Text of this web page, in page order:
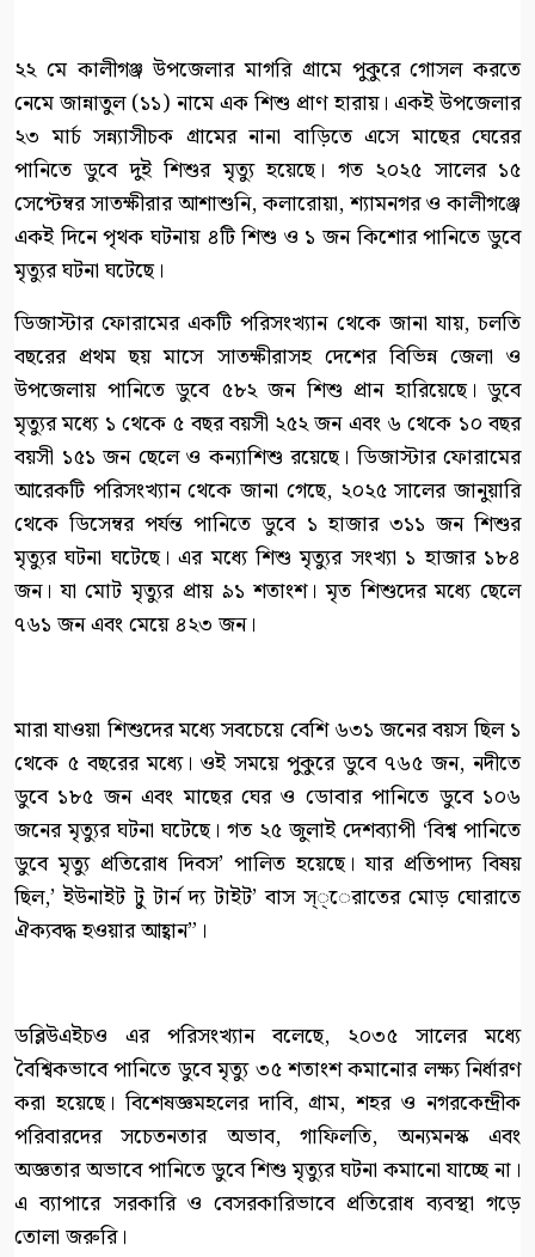
২২ মে কালীগঞ্জ উপজেলার মাগরি গ্রামে পুকুরে গোসল করতে
নেমে জান্নাতুল (১১) নামে এক শিশু প্রাণ হারায়। একই উপজেলার
২৩ মার্চ সন্ন্যাসীচক গ্রামের নানা বাড়িতে এসে মাছের ঘেরের
পানিতে ডুবে দুই শিশুর মৃত্যু হয়েছে। গত ২০২৫ সালের ১৫
সেপ্টেম্বর সাতক্ষীরার আশাশুনি, কলারোয়া, শ্যামনগর ও কালীগঞ্জে
একই দিনে পৃথক ঘটনায় ৪টি শিশু ও ১ জন কিশোর পানিতে ডুবে
মৃত্যুর ঘটনা ঘটেছে।
ডিজাস্টার ফোরামের একটি পরিসংখ্যান থেকে জানা যায়, চলতি
বছরের প্রথম ছয় মাসে সাতক্ষীরাসহ দেশের বিভিন্ন জেলা ও
উপজেলায় পানিতে ডুবে ৫৮২ জন শিশু প্রান হারিয়েছে। ডুবে
মৃত্যুর মধ্যে ১ থেকে ৫ বছর বয়সী ২৫২ জন এবং ৬ থেকে ১০ বছর
বয়সী ১৫১ জন ছেলে ও কন্যাশিশু রয়েছে। ডিজাস্টার ফোরামের
আরেকটি পরিসংখ্যান থেকে জানা গেছে, ২০২৫ সালের জানুয়ারি
থেকে ডিসেম্বর পর্যন্ত পানিতে ডুবে ১ হাজার ৩১১ জন শিশুর
মৃত্যুর ঘটনা ঘটেছে। এর মধ্যে শিশু মৃত্যুর সংখ্যা ১ হাজার ১৮৪
জন। যা মোট মৃত্যুর প্রায় ৯১ শতাংশ। মৃত শিশুদের মধ্যে ছেলে
৭৬১ জন এবং মেয়ে ৪২৩ জন।
মারা যাওয়া শিশুদের মধ্যে সবচেয়ে বেশি ৬৩১ জনের বয়স ছিল ১
থেকে ৫ বছরের মধ্যে। ওই সময়ে পুকুরে ডুবে ৭৬৫ জন, নদীতে
ডুবে ১৮৫ জন এবং মাছের ঘের ও ডোবার পানিতে ডুবে ১০৬
জনের মৃত্যুর ঘটনা ঘটেছে। গত ২৫ জুলাই দেশব্যাপী ‘বিশ্ব পানিতে
ডুবে মৃত্যু প্রতিরোধ দিবস’ পালিত হয়েছে। যার প্রতিপাদ্য বিষয়
ছিল,’ ইউনাইট টু টার্ন দ্য টাইট’ বাস স্্েরাতের মোড় ঘোরাতে
ঐক্যবদ্ধ হওয়ার আহ্বান”।
ডব্লিউএইচও এর পরিসংখ্যান বলেছে, ২০৩৫ সালের মধ্যে
বৈশ্বিকভাবে পানিতে ডুবে মৃত্যু ৩৫ শতাংশ কমানোর লক্ষ্য নির্ধারণ
করা হয়েছে। বিশেষজ্ঞমহলের দাবি, গ্রাম, শহর ও নগরকেন্দ্রীক
পরিবারদের সচেতনতার অভাব, গাফিলতি, অন্যমনস্ক এবং
অজ্ঞতার অভাবে পানিতে ডুবে শিশু মৃত্যুর ঘটনা কমানো যাচ্ছে না।
এ ব্যাপারে সরকারি ও বেসরকারিভাবে প্রতিরোধ ব্যবস্থা গড়ে
তোলা জরুরি।